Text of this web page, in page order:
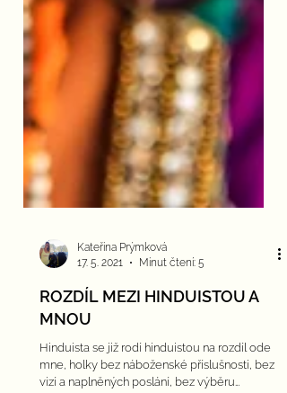
17. 5. 2021
Minut čtení: 5
MNOU
Hinduista se již rodí hinduistou na rozdíl ode